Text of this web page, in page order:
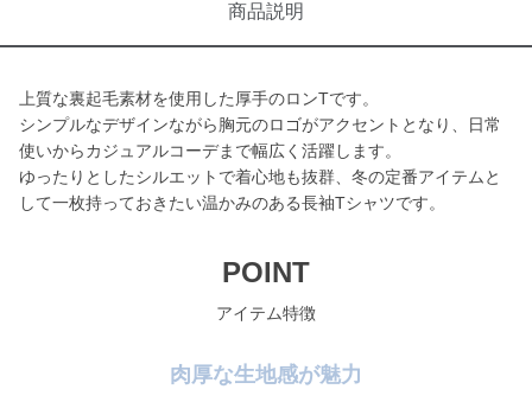
商品説明
上質な裏起毛素材を使用した厚手のロンTです。
シンプルなデザインながら胸元のロゴがアクセントとなり、日常
使いからカジュアルコーデまで幅広く活躍します。
ゆったりとしたシルエットで着心地も抜群、冬の定番アイテムと
して一枚持っておきたい温かみのある長袖Tシャツです。
POINT
アイテム特徴
肉厚な生地感が魅力